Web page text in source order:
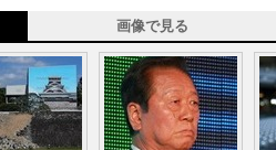
画像で見る